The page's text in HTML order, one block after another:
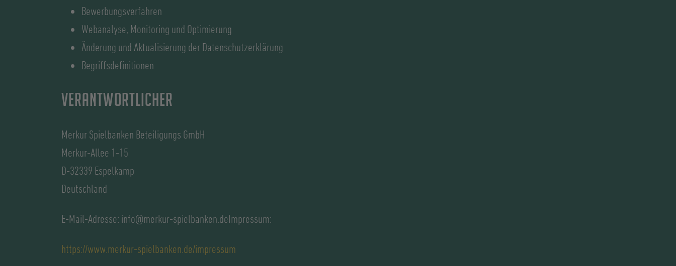
Bewerbungsverfahren
Webanalyse, Monitoring und Optimierung
Änderung und Aktualisierung der Datenschutzerklärung
Begriffsdefinitionen
Verantwortlicher
Merkur Spielbanken Beteiligungs GmbH
Merkur-Allee 1-15
D-32339 Espelkamp
Deutschland
E-Mail-Adresse: info@merkur-spielbanken.deImpressum:
https://www.merkur-spielbanken.de/impressum